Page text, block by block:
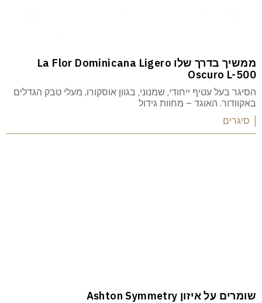
ממשיך בדרך שלו La Flor Dominicana Ligero
Oscuro L-500
הסיגר בעל עטיף ייחודי, שמנוני, בגוון אוסקורו, מעלי טבק הגדלים
באקוודור. האוגד – מחוות גידול
| סיגרים
שומרים על איזון Ashton Symmetry